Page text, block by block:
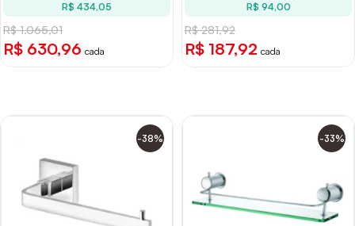
R$ 434,05
R$ 1.065,01
R$ 630,96 cada
R$ 94,00
R$ 281,92
R$ 187,92 cada
-38% -33%